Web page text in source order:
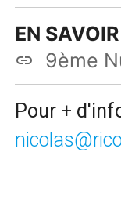
EN
link 9ème
Pour +